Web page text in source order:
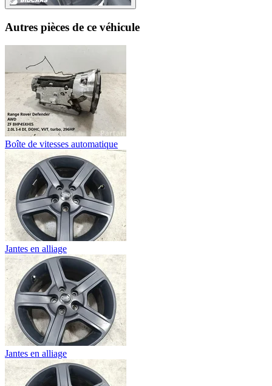
Autres pièces de ce véhicule
Boîte de vitesses automatique
Jantes en alliage
Jantes en alliage